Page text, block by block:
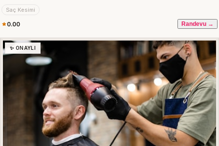
Saç Kesimi
0.00 Randevu →
✨ ONAYLI